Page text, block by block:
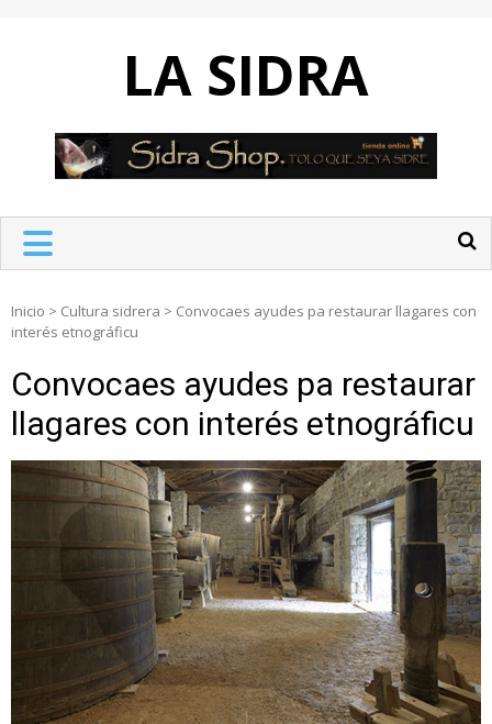
LA SIDRA
Inicio > Cultura sidrera > Convocaes ayudes pa restaurar llagares con
interés etnográficu
Convocaes ayudes pa restaurar
llagares con interés etnográficu